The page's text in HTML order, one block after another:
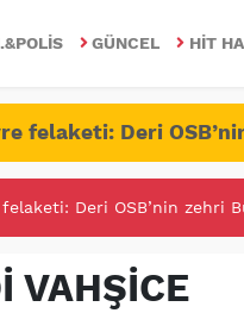
GÜNCEL HIT
felaketi: Deri
FETÖ/PDY İLE
VAHŞİCE